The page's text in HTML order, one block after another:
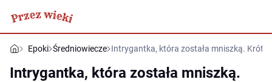
Epoki Średniowiecze Intrygantka, która została mniszką.
Intrygantka, która została mniszką.